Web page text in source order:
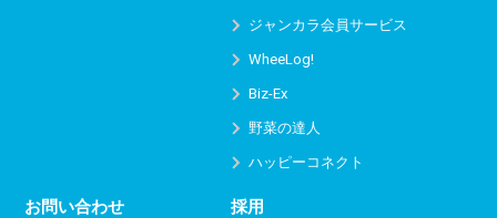
ジャンカラ会員サービス
WheeLog!
Biz-Ex
野菜の達人
ハッピーコネクト
お問い合わせ 採用